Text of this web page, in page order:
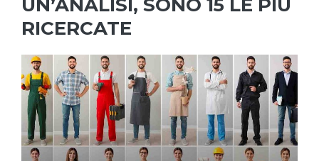
UN’ANALISI, SONO 15 LE PIÙ
RICERCATE